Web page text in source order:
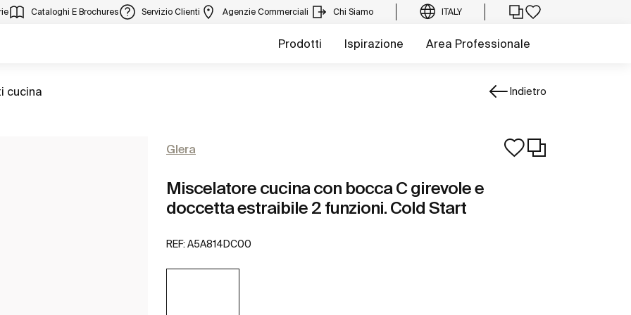
Cataloghi E Brochures Servizio Clienti Agenzie Commerciali Chi Siamo ITALY
Prodotti Ispirazione Area Professionale
cucina Indietro
Glera
Miscelatore cucina con bocca C girevole e
doccetta estraibile 2 funzioni. Cold Start
REF: A5A814DC00